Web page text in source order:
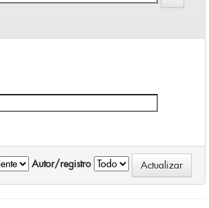
Autor/registro